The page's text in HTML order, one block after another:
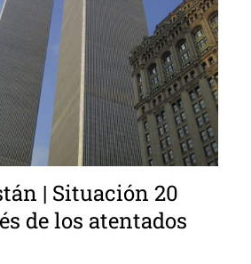
| Situación 20
de los atentados